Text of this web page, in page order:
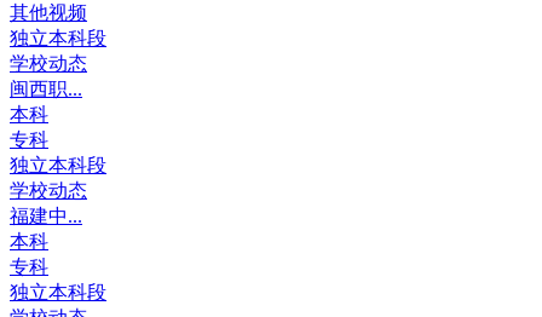
其他视频
独立本科段
学校动态
闽西职...
本科
专科
独立本科段
学校动态
福建中...
本科
专科
独立本科段